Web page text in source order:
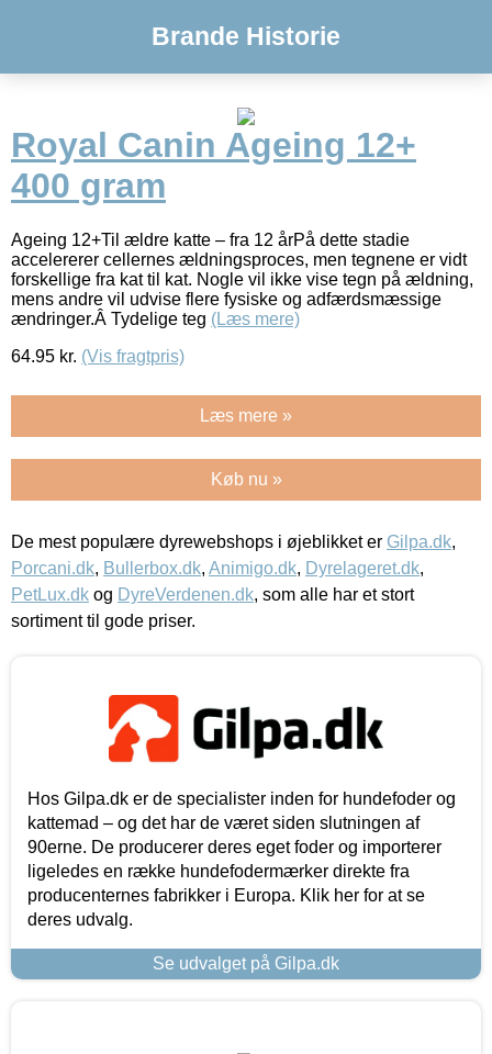
Brande Historie
Royal Canin Ageing 12+
400 gram
Ageing 12+Til ældre katte – fra 12 årPå dette stadie
accelererer cellernes ældningsproces, men tegnene er vidt
forskellige fra kat til kat. Nogle vil ikke vise tegn på ældning,
mens andre vil udvise flere fysiske og adfærdsmæssige
ændringer.Â Tydelige teg (Læs mere)
64.95 kr. (Vis fragtpris)
Læs mere »
Køb nu »
De mest populære dyrewebshops i øjeblikket er Gilpa.dk,
Porcani.dk, Bullerbox.dk, Animigo.dk, Dyrelageret.dk,
PetLux.dk og DyreVerdenen.dk, som alle har et stort
sortiment til gode priser.
Hos Gilpa.dk er de specialister inden for hundefoder og
kattemad – og det har de været siden slutningen af
90erne. De producerer deres eget foder og importerer
ligeledes en række hundefodermærker direkte fra
producenternes fabrikker i Europa. Klik her for at se
deres udvalg.
Se udvalget på Gilpa.dk